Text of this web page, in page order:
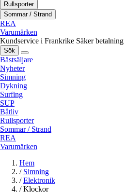
Rullsporter
Sommar / Strand
REA
Varumärken
Kundservice i Frankrike Säker betalning
Sök
Bästsäljare
Nyheter
Simning
Dykning
Surfing
SUP
Båtliv
Rullsporter
Sommar / Strand
REA
Varumärken
Hem
/ Simning
/ Elektronik
/ Klockor